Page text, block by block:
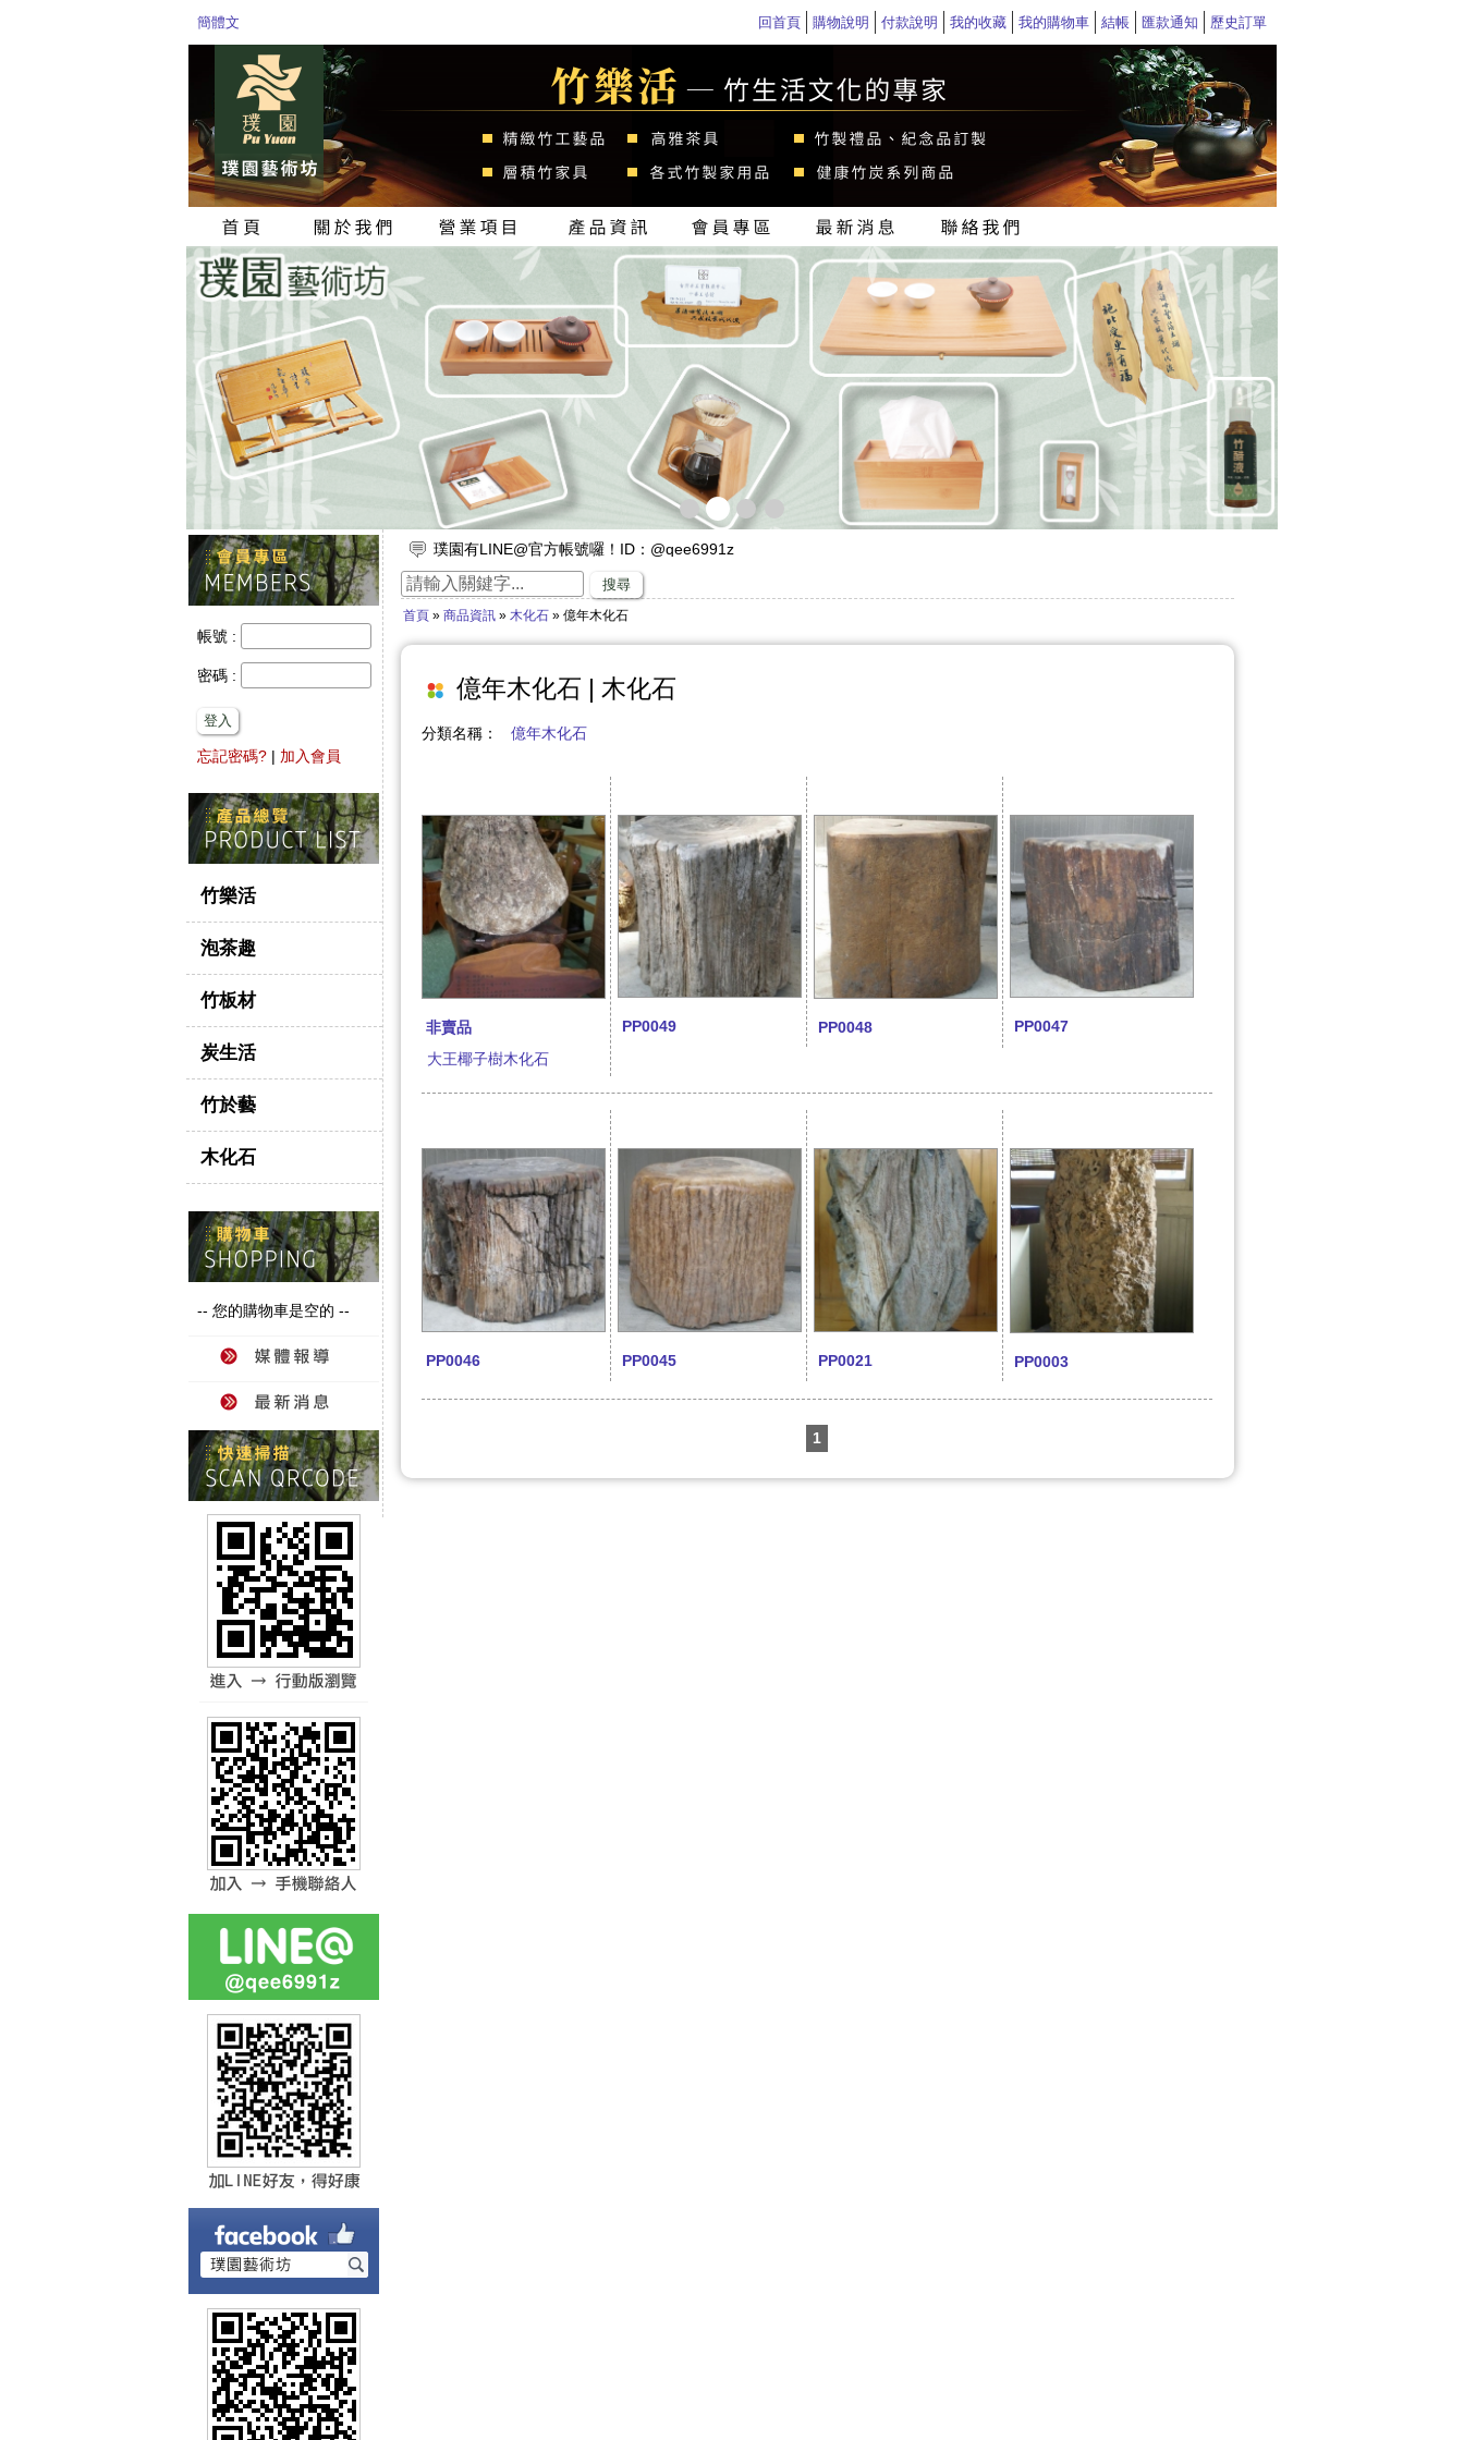
回首頁 購物說明 付款說明 我的收藏 我的購物車 結帳 匯款通知 歷史訂單
簡體文
< >
帳號 :
密碼 :
登入
忘記密碼? | 加入會員
竹樂活
泡茶趣
竹板材
炭生活
竹於藝
木化石
-- 您的購物車是空的 --
璞園有LINE@官方帳號囉！ID：@qee6991z
放假出遊，來竹山璞園享受一趟竹與木化石的自然之旅吧！
竹子的專家，有任何與竹相關的問題歡迎找璞園！
【舒浮沙發】隆重登場
璞園竹醋液通過SGS抗菌、無重金屬殘留的檢測٩(๑❛ᴗ❛๑)۶
搜尋
首頁 » 商品資訊 » 木化石 » 億年木化石
億年木化石 | 木化石
分類名稱：億年木化石
非賣品
大王椰子樹木化石
PP0049 PP0048 PP0047
PP0046 PP0045 PP0021 PP0003
1